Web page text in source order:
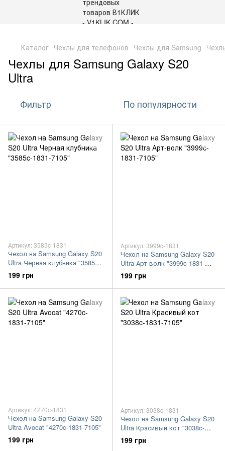
Каталог Чехлы для телефонов Чехлы для Samsung
Чехлы для Samsung Galaxy S20
Ultra
Фильтр По популярности
Артикул: 3585c-1831
Чехол на Samsung Galaxy S20
Ultra Черная клубника "3585c-
1831-7105"
199 грн
Артикул: 3999c-1831
Чехол на Samsung Galaxy S20
Ultra Арт-волк "3999c-1831-
7105"
199 грн
Артикул: 4270c-1831
Чехол на Samsung Galaxy S20
Ultra Avocat "4270c-1831-7105"
199 грн
Артикул: 3038c-1831
Чехол на Samsung Galaxy S20
Ultra Красивый кот "3038c-
1831-7105"
199 грн